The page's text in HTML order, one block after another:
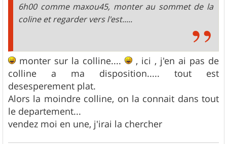
6h00 comme maxou45, monter au sommet de la
coline et regarder vers l'est.....
monter sur la colline....
, ici , j'en ai pas de
colline a ma disposition..... tout est
desesperement plat.
Alors la moindre colline, on la connait dans tout
le departement...
vendez moi en une, j'irai la chercher